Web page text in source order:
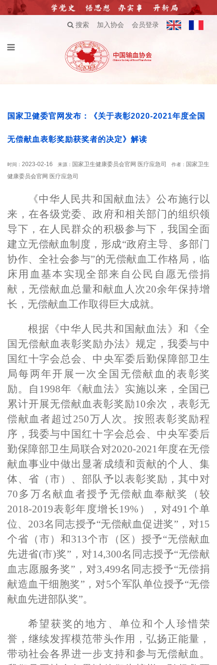
搜索 加入协会 会员登录
国家卫健委官网发布：《关于表彰2020-2021年度全国
无偿献血表彰奖励获奖者的决定》解读
时间： 2023-02-16 来源： 国家卫生健康委员会官网 医疗应急司 作者： 国家卫生
健康委员会官网 医疗应急司
《中华人民共和国献血法》公布施行以
来，在各级党委、政府和相关部门的组织领
导下，在人民群众的积极参与下，我国全面
建立无偿献血制度，形成“政府主导、多部门
协作、全社会参与”的无偿献血工作格局，临
床用血基本实现全部来自公民自愿无偿捐
献，无偿献血总量和献血人次20余年保持增
长，无偿献血工作取得巨大成就。
根据《中华人民共和国献血法》和《全
国无偿献血表彰奖励办法》规定，我委与中
国红十字会总会、中央军委后勤保障部卫生
局每两年开展一次全国无偿献血 的表彰奖
励。
自1998年《献血法》实施以来，全国已
累计开展无偿献血表彰奖励10余次，表彰无
偿献血者超过250万人次 。按照表彰奖励程
序，我委与中国红十字会总会、中央军委后
勤保障部卫生局联合对2020-2021年度在无偿
献血事业中做出显著成绩和贡献的个人、集
体、省（市）、部队予以表彰奖励，其中对
70多万名献血者授予 无偿献血奉献奖 （较
2018-2019表彰年度增长 19% ）， 对491个单
位、203名同志授予“无偿献血促进奖”， 对15
个省（市）和313个市（区） 授予“无偿献血
先进省(市)奖”，对14,300名同志授予“无偿献
血志愿服务奖”， 对3,499名同志授予“无偿捐
献造血干细胞奖”， 对5个军队单位授予“无偿
献血先进部队奖”。
希望获奖的地方、单位和个人珍惜荣
誉，继续发挥模范带头作用，弘扬正能量，
带动社会各界进一步支持和参与无偿献血。